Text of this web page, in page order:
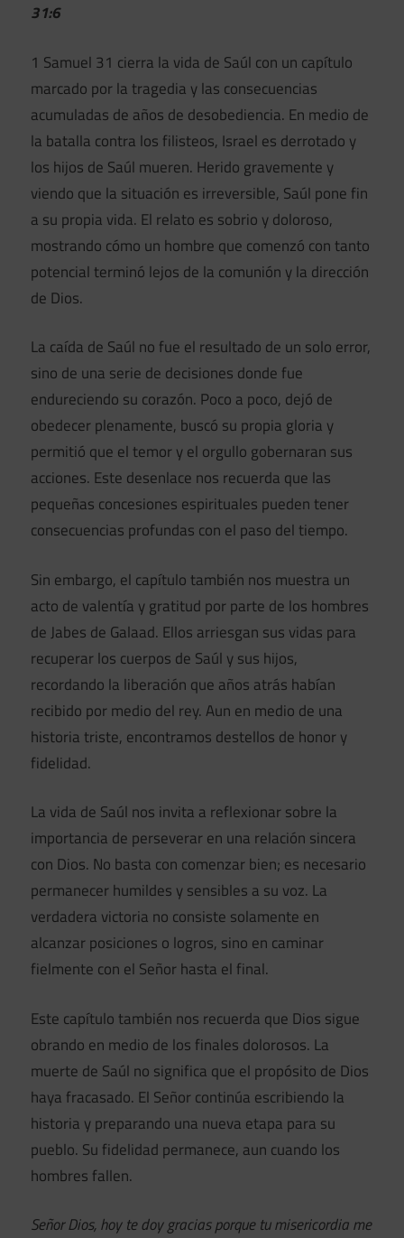
31:6
1 Samuel 31 cierra la vida de Saúl con un capítulo
marcado por la tragedia y las consecuencias
acumuladas de años de desobediencia. En medio de
la batalla contra los filisteos, Israel es derrotado y
los hijos de Saúl mueren. Herido gravemente y
viendo que la situación es irreversible, Saúl pone fin
a su propia vida. El relato es sobrio y doloroso,
mostrando cómo un hombre que comenzó con tanto
potencial terminó lejos de la comunión y la dirección
de Dios.
La caída de Saúl no fue el resultado de un solo error,
sino de una serie de decisiones donde fue
endureciendo su corazón. Poco a poco, dejó de
obedecer plenamente, buscó su propia gloria y
permitió que el temor y el orgullo gobernaran sus
acciones. Este desenlace nos recuerda que las
pequeñas concesiones espirituales pueden tener
consecuencias profundas con el paso del tiempo.
Sin embargo, el capítulo también nos muestra un
acto de valentía y gratitud por parte de los hombres
de Jabes de Galaad. Ellos arriesgan sus vidas para
recuperar los cuerpos de Saúl y sus hijos,
recordando la liberación que años atrás habían
recibido por medio del rey. Aun en medio de una
historia triste, encontramos destellos de honor y
fidelidad.
La vida de Saúl nos invita a reflexionar sobre la
importancia de perseverar en una relación sincera
con Dios. No basta con comenzar bien; es necesario
permanecer humildes y sensibles a su voz. La
verdadera victoria no consiste solamente en
alcanzar posiciones o logros, sino en caminar
fielmente con el Señor hasta el final.
Este capítulo también nos recuerda que Dios sigue
obrando en medio de los finales dolorosos. La
muerte de Saúl no significa que el propósito de Dios
haya fracasado. El Señor continúa escribiendo la
historia y preparando una nueva etapa para su
pueblo. Su fidelidad permanece, aun cuando los
hombres fallen.
Señor Dios, hoy te doy gracias porque tu misericordia me